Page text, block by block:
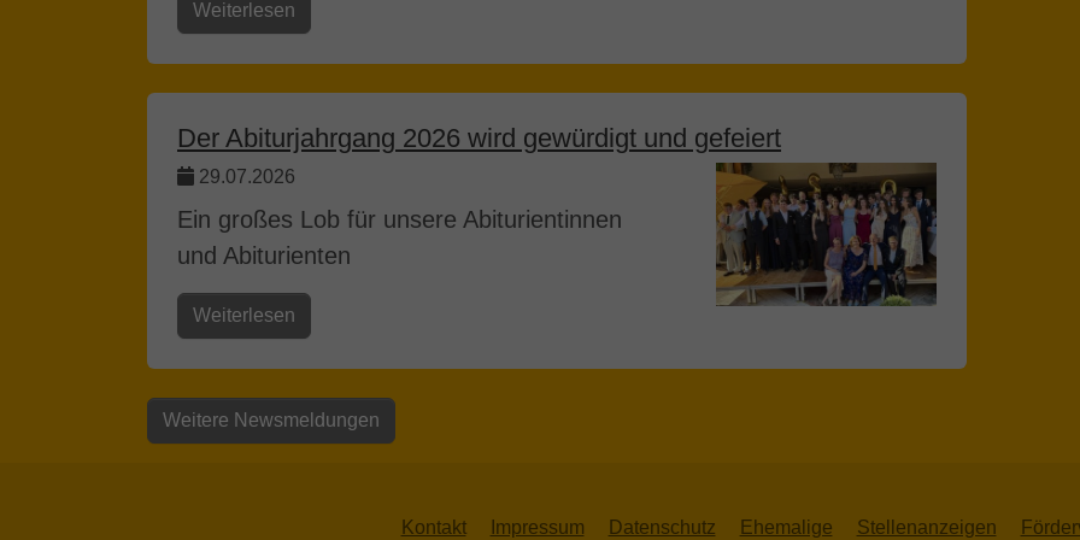
Weiterlesen
Der Abiturjahrgang 2026 wird gewürdigt und gefeiert
29.07.2026
Ein großes Lob für unsere Abiturientinnen
und Abiturienten
Weiterlesen
Weitere Newsmeldungen
Kontakt Impressum Datenschutz Ehemalige Stellenanzeigen